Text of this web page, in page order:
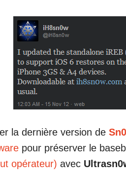
la dernière version de
pour préserver le
opérateur) avec